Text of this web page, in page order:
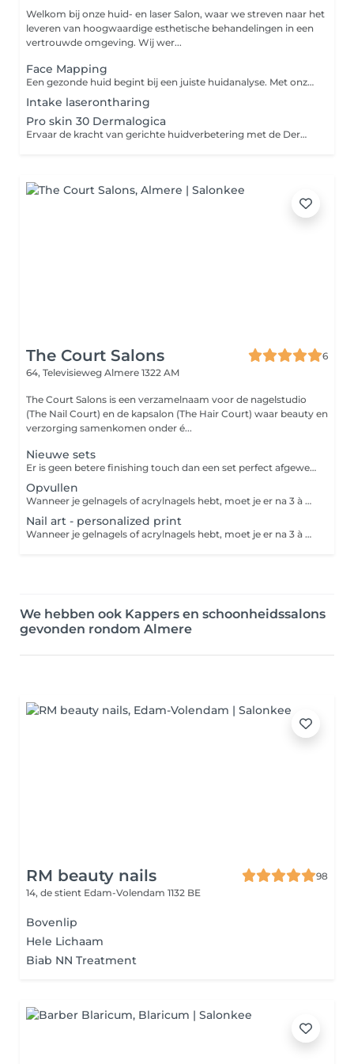
Welkom bij onze huid- en laser Salon, waar we streven naar het
leveren van hoogwaardige esthetische behandelingen in een
vertrouwde omgeving. Wij wer...
Face Mapping
Een gezonde huid begint bij een juiste huidanalyse. Met onze Face Mapping brengen we jouw huidconditie uitgebreid in kaart en kijken we naar de behoeften van iedere zone van het gezicht. Zo ontdekken we samen de oorzaak van huidproblemen zoals onzuiverheden, droogte, gevoeligheid of huidveroudering. Tijdens de Face Mapping analyseren we jouw huid en ontvang je persoonlijk advies over: * jouw huidtype en huidconditie * geschikte producten voor thuisgebruik * behandelingen die passen bij jouw huiddoelen * tips om jouw huid gezond en in balans te houden De behandeling duurt ongeveer 30 minuten en is ideaal als eerste kennismaking of wanneer je niet zeker weet welke gezichtsbehandeling het beste bij jouw huid past. Boek je aansluitend een gezichtsbehandeling? Dan wordt de €15,- volledig verrekend met jouw behandeling. Zo is de Face Mapping eigenlijk gratis.
Intake laserontharing
Pro skin 30 Dermalogica
Ervaar de kracht van gerichte huidverbetering met de Dermalogica Pro Skin 30. Een exclusieve, resultaatgerichte behandeling die in korte tijd maximale impact maakt. Deze high-performance facial wordt volledig afgestemd op de unieke behoeften van jouw huid. Na een professionele huidanalyse creëren we een gepersonaliseerde behandeling die zich focust op één specifiek huiddoel, zoals het verfijnen van de huidstructuur, het herstellen van de vochtbalans of het zuiveren van de huid. Met zorgvuldig geselecteerde, hoogwaardige producten en geavanceerde technieken werken we doelgericht aan een zichtbaar frisse, stralende en gezonde huid. Perfect voor wie weinig tijd heeft, maar geen concessies wil doen aan kwaliteit en resultaat.
The Court Salons
6
64, Televisieweg Almere 1322 AM
The Court Salons is een verzamelnaam voor de nagelstudio
(The Nail Court) en de kapsalon (The Hair Court) waar beauty en
verzorging samenkomen onder é...
Nieuwe sets
Er is geen betere finishing touch dan een set perfect afgewerkte acrylnagels of BIAB nagels. Deze kunstnagels van acryl of BIABnkunnen aangebracht worden met of zonder verlenging van je eigen nagels en in alle denkbare kleuren. Versier je nagels met nail art, glitter, een French manicure of nog iets anders, want alles is mogelijk. Bij een babyboom-effect worden je nagels met twee kleuren gelakt. Het verschil met de French manicure is dat er bij babyboom een geleidelijke overloop van de ene kleur naar de andere kleur. Bij een French manicure worden je nagels in een kleur naar keuze gelakt met op de nageluiteinden een elegant, strak randje.
Opvullen
Wanneer je gelnagels of acrylnagels hebt, moet je er na 3 à 4 weken toch echt aan geloven: je kunstnagels groeien mee met je natuurlijke nagels en er ontstaat uitgroei. Laat je kunstnagels dus op tijd opvullen om de ruimte tussen de nagelriem en je kunstnagel bij te werken en om je nagels weer mooi te krijgen.
Nail art - personalized print
Wanneer je gelnagels of acrylnagels hebt, moet je er na 3 à 4 weken toch echt aan geloven: je kunstnagels groeien mee met je natuurlijke nagels en er ontstaat uitgroei. Laat je kunstnagels dus op tijd opvullen om de ruimte tussen de nagelriem en je kunstnagel bij te werken en om je nagels weer mooi te krijgen.
We hebben ook Kappers en schoonheidssalons
gevonden rondom Almere
RM beauty nails
98
14, de stient Edam-Volendam 1132 BE
Bovenlip
Hele Lichaam
Biab NN Treatment